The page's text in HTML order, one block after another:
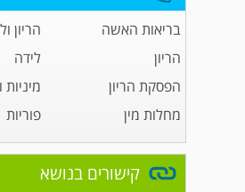
בריאות האשה
הריון
הריון
לידה
הפסקת הריון
מיניות
מחלות מין
פוריות
קישורים בנושא